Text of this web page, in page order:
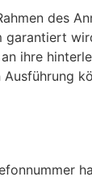
des
garantiert
ihre